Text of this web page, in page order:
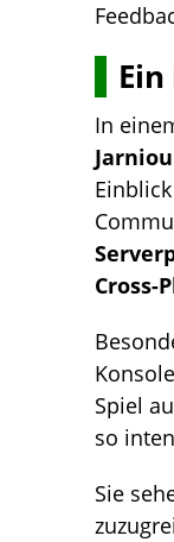
In
Jarniou
Cross-
Spiel
so
Sie